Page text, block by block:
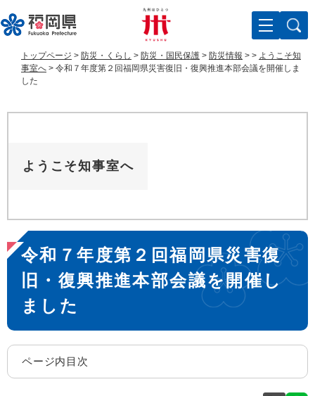
ー
ジ
す
ニ
ュ
し
トップページ > 防災・くらし > 防災・国民保護 > 防災情報 > > ようこそ知
事室へ > 令和７年度第２回福岡県災害復旧・復興推進本部会議を開催しま
した
ようこそ知事室へ
本
文
令和７年度第２回福岡県災害復
旧・復興推進本部会議を開催し
ました
ページ内目次